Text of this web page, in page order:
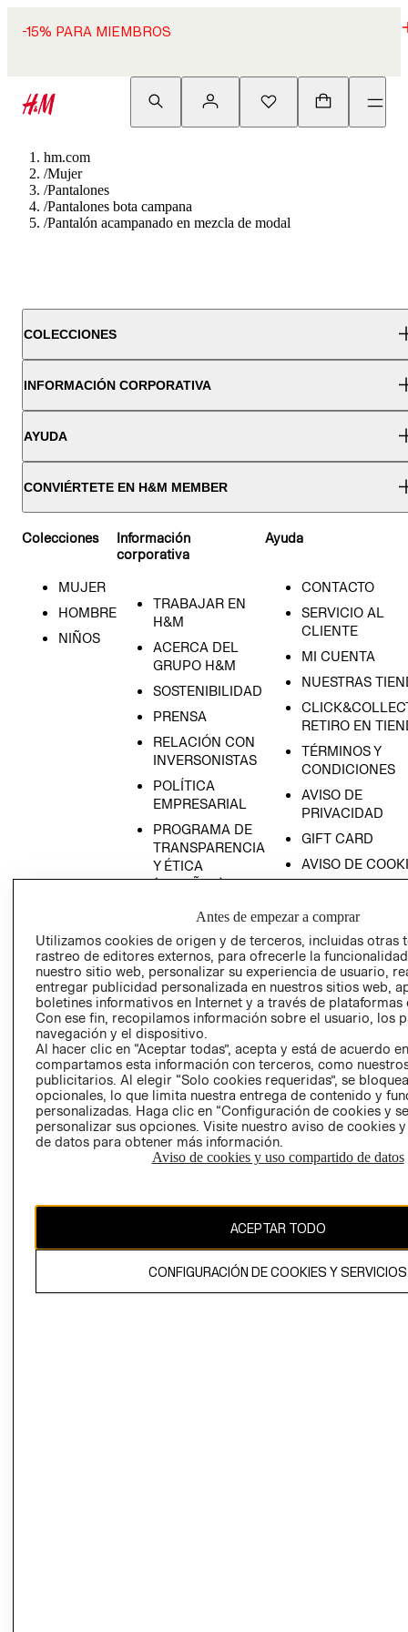
-15% PARA MIEMBROS
hm.com
/Mujer
/Pantalones
/Pantalones bota campana
/Pantalón acampanado en mezcla de modal
COLECCIONES
INFORMACIÓN CORPORATIVA
AYUDA
CONVIÉRTETE EN H&M MEMBER
Colecciones
MUJER
HOMBRE
NIÑOS
Información
corporativa
TRABAJAR EN
H&M
ACERCA DEL
GRUPO H&M
SOSTENIBILIDAD
PRENSA
RELACIÓN CON
INVERSONISTAS
POLÍTICA
EMPRESARIAL
PROGRAMA DE
TRANSPARENCIA
Y ÉTICA
(ESPAÑOL)
PROGRAMA DE
Y ÉTICA (INGLÉS)
Ayuda
CONTACTO
SERVICIO AL
CLIENTE
MI CUENTA
NUESTRAS
RETIRO EN
TÉRMINOS Y
CONDICIONES
AVISO DE
PRIVACIDAD
GIFT CARD
AVISO DE
COMERCIO - SIC
PETICIONES
QUEJAS Y
RECLAMOS
Colombia ($)
CAMBIAR REGIÓN
El contenido de esta página web está protegido por copyright y es
Antes de empezar a comprar
Utilizamos cookies de origen y de terceros, incluidas otras
rastreo de editores externos, para ofrecerle la
nuestro sitio web, personalizar su experiencia de usuario,
entregar publicidad personalizada en nuestros sitios web,
boletines informativos en Internet y a través de plataformas
Con ese fin, recopilamos información sobre el usuario, los
navegación y el dispositivo.
Al hacer clic en “Aceptar todas”, acepta y está de acuerdo
compartamos esta información con terceros, como
publicitarios. Al elegir “Solo cookies requeridas”, se
opcionales, lo que limita nuestra entrega de contenido y
personalizadas. Haga clic en “Configuración de cookies y
personalizar sus opciones. Visite nuestro aviso de cookies
de datos para obtener más información.
Aviso de cookies y uso compartido de datos
ACEPTAR TODO
CONFIGURACIÓN DE COOKIES Y SERVICIOS